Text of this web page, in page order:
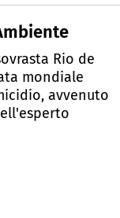
Rio de
mondiale
avvenuto